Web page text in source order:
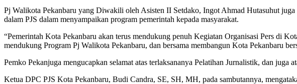
Pj Walikota Pekanbaru yang Diwakili oleh Asisten II Setdako, Ingot Ahmad Hutasuhut
dalam PJS dalam menyampaikan program pemerintah kepada masyarakat.
“Pemerintah Kota Pekanbaru akan terus mendukung penuh Kegiatan Organisasi Pers di
mendukung Program Pj Walikota Pekanbaru, dan bersama membangun Kota Pekanbaru
Pemko Pekanjuga mengucapkan selamat atas terlaksananya Pelatihan Jurnalistik, dan
Ketua DPC PJS Kota Pekanbaru, Budi Candra, SE, SH, MH, pada sambutannya,